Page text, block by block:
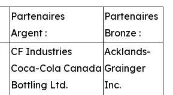
Partenaires
Argent :
Partenaires
Bronze :
CF Industries
Coca-Cola Canada
Bottling Ltd.
Acklands-
Grainger
Inc.